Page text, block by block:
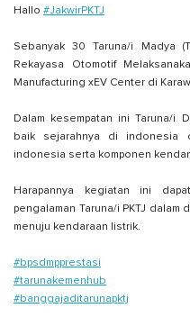
Hallo #JakwirPKTJ
Sebanyak 30 Taruna/i Madya
Rekayasa Otomotif
Manufacturing xEV Center di
Dalam kesempatan ini Taruna/i
baik sejarahnya di indonesia
indonesia serta komponen
Harapannya kegiatan ini
pengalaman Taruna/i PKTJ
menuju kendaraan listrik.
#bpsdmpprestasi
#tarunakemenhub
#banggajaditarunapktj